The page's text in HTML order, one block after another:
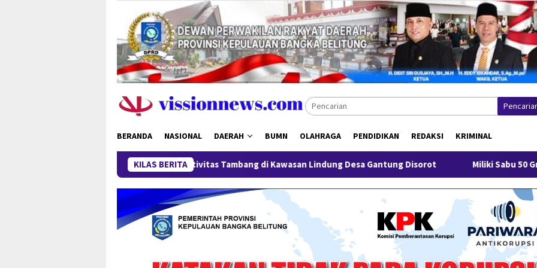
konten
BERANDA NASIONAL DAERAH BUMN OLAHRAGA PENDIDIKAN REDAKSI KRIMINAL
KILAS BERITA
Harga Timah Turun, Aktivitas Tambang di Kawasan Lindung Desa Gantung Disorot Miliki Sabu 50 Gram, IRT di